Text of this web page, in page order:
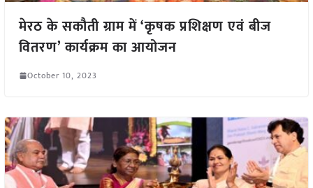
मेरठ के सकौती ग्राम में ‘कृषक प्रशिक्षण एवं बीज
वितरण’ कार्यक्रम का आयोजन
October 10, 2023